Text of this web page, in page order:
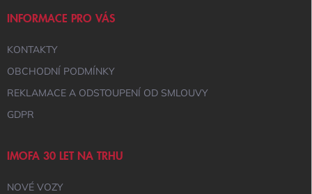
INFORMACE PRO VÁS
KONTAKTY
OBCHODNÍ PODMÍNKY
REKLAMACE A ODSTOUPENÍ OD SMLOUVY
GDPR
IMOFA 30 LET NA TRHU
NOVÉ VOZY